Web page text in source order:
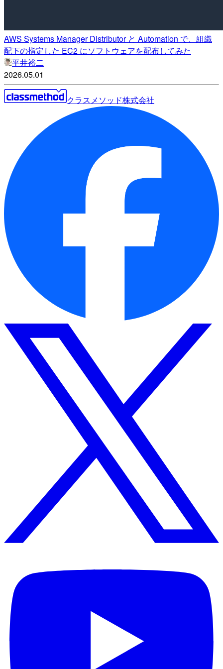
AWS Systems Manager Distributor と Automation で、組織
配下の指定した EC2 にソフトウェアを配布してみた
平井裕二
2026.05.01
クラスメソッド株式会社